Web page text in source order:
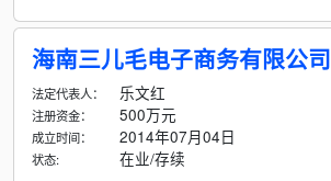
海南三儿毛电子商务有限公司
法定代表人： 乐文红
注册资金： 500万元
成立时间： 2014年07月04日
状态: 在业/存续